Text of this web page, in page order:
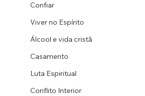
Confiar
Viver no Espírito
Álcool e vida cristã
Casamento
Luta Espiritual
Conflito Interior